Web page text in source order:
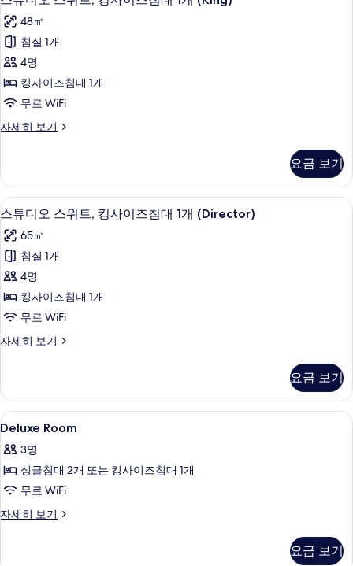
개
사
진
모
두
보
즈
침
개
자
세
히
튜
디
오
스
위
트,
킹
이
즈
침
대
개
(King)
사
진
보
기
48㎡
침실 1개
4명
킹사이즈침대 1개
무료 WiFi
자세히 보기
스
스
위
트,
사
이
침
대
개
(King)
보
기
요금 보기
스
튜
디
오
스
위
트,
킹
이
즈
침
대
1
개
(Director)
오리/거위털 이불, 필로우탑 침대, 미니
6
스튜디오 스위트, 킹사이즈침대 1개 (Director)
65㎡
침실 1개
4명
킹사이즈침대 1개
무료 WiFi
자세히 보기
스
스
위
트,
사
이
침
대
1
요금 보기
Deluxe
Room
사
진
모
두
오리/거위털 이불, 필로우탑 침대, 미니
4
Deluxe Room
3명
싱글침대 2개 또는 킹사이즈침대 1개
무료 WiFi
자세히 보기
Deluxe
요금 보기